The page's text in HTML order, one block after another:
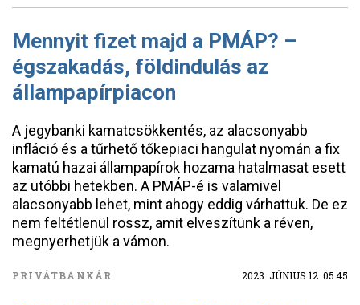
Mennyit fizet majd a PMÁP? –
égszakadás, földindulás az
állampapírpiacon
A jegybanki kamatcsökkentés, az alacsonyabb
infláció és a tűrhető tőkepiaci hangulat nyomán a fix
kamatú hazai állampapírok hozama hatalmasat esett
az utóbbi hetekben. A PMÁP-é is valamivel
alacsonyabb lehet, mint ahogy eddig várhattuk. De ez
nem feltétlenül rossz, amit elveszítünk a réven,
megnyerhetjük a vámon.
PRIVÁTBANKÁR 2023. JÚNIUS 12. 05:45